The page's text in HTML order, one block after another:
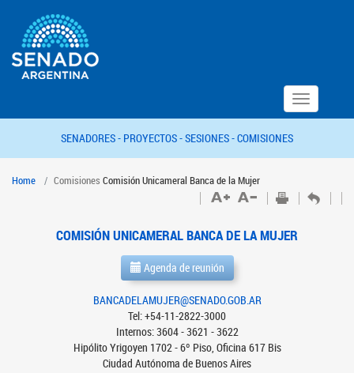
Toggle
navigation
SENADORES - PROYECTOS -SESIONES -COMISIONES
Home Comisiones Comisión Unicameral Banca de la Mujer
COMISIÓN UNICAMERAL BANCA DE LA MUJER
Agenda de reunión
BANCADELAMUJER@SENADO.GOB.AR
Tel: +54-11-2822-3000
Internos: 3604 - 3621 - 3622
Hipólito Yrigoyen 1702 - 6º Piso, Oficina 617 Bis
Ciudad Autónoma de Buenos Aires